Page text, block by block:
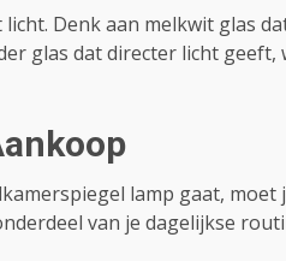
Denk aan melkwit glas
glas dat directer licht geeft,
lamp gaat,
van je dagelijkse